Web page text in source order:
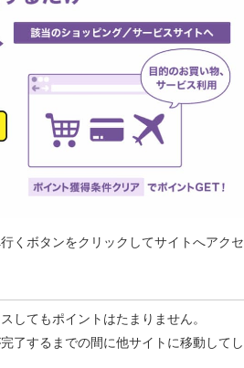
くボタンをクリックしてサイトへアクセ
してもポイントはたまりません。
了するまでの間に他サイトに移動してし